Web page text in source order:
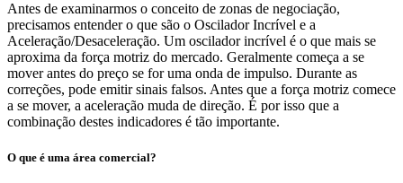
Antes de examinarmos o conceito de zonas de negociação,
precisamos entender o que são o Oscilador Incrível e a
Aceleração/Desaceleração. Um oscilador incrível é o que mais se
aproxima da força motriz do mercado. Geralmente começa a se
mover antes do preço se for uma onda de impulso. Durante as
correções, pode emitir sinais falsos. Antes que a força motriz comece
a se mover, a aceleração muda de direção. É por isso que a
combinação destes indicadores é tão importante.
O que é uma área comercial?